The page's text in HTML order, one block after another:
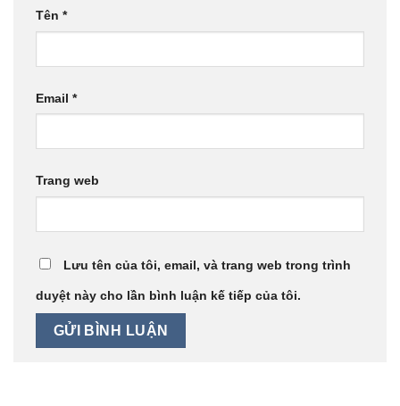
Tên *
Email *
Trang web
Lưu tên của tôi, email, và trang web trong trình
duyệt này cho lần bình luận kế tiếp của tôi.